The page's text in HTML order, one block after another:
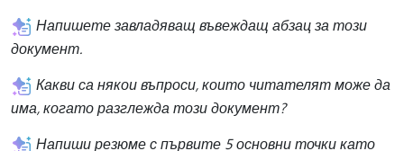
Напишете завладяващ въвеждащ абзац за този
документ.
Какви са някои въпроси, които читателят може да
има, когато разглежда този документ?
Напиши резюме с първите 5 основни точки като